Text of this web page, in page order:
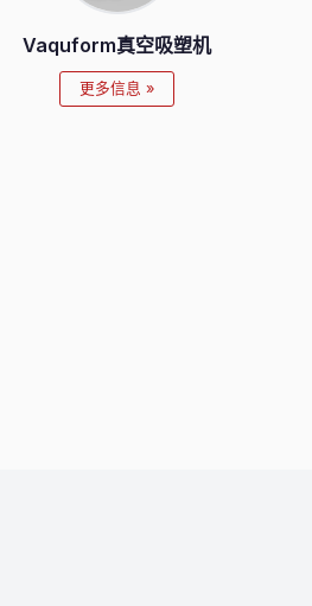
Vaquform真空吸塑机
更多信息 »